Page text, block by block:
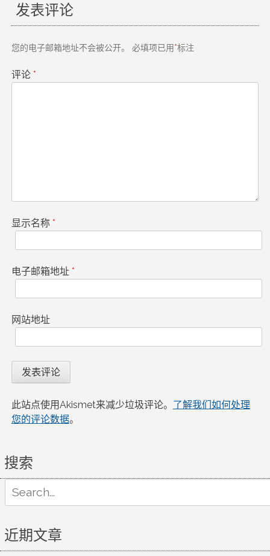
导
航
发表评论
您的电子邮箱地址不会被公开。 必填项已用*标注
评论 *
显示名称 *
电子邮箱地址 *
网站地址
此站点使用Akismet来减少垃圾评论。 了解我们如何处理
您的评论数据。
搜索
for:
近期文章